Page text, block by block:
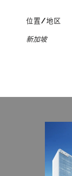
位置/地区
新加坡